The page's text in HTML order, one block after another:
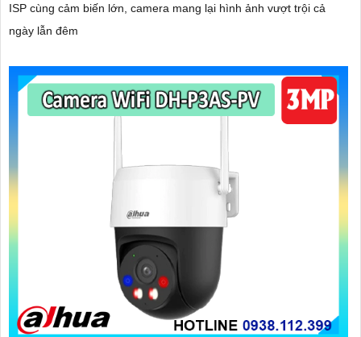
ISP cùng cảm biến lớn, camera mang lại hình ảnh vượt trội cả
ngày lẫn đêm